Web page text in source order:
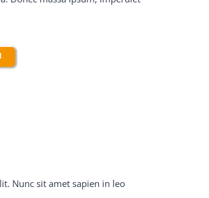
Nunc sit amet sapien in leo